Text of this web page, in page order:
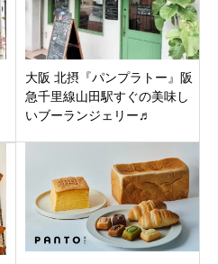
大阪 北摂『パンプラトー』阪
急千里線山田駅すぐの美味し
いブーランジェリー♬